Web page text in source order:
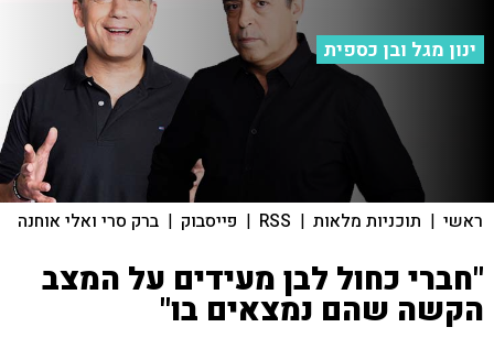
ינון מגל ובן כספית
ראשי | תוכניות מלאות |
RSS
| פייסבוק | ברק סרי ואלי אוחנה
"חברי כחול לבן מעידים על המצב
הקשה שהם נמצאים בו"